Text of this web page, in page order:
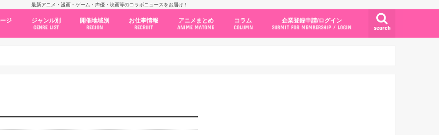
最新アニメ・漫画・ゲーム・声優・映画等のコラボニュースをお届け！
search
ジ ジャンル別
GENRE LIST
開催地域別
REGION
お仕事情報
RECRUIT
アニメまとめ
ANIME MATOME
コラム
COLUMN
企業登録申請/ログイン
SUBMIT FOR MEMBERSHIP / LOGIN